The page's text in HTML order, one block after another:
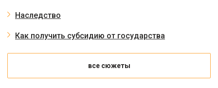
Наследство
Как получить субсидию от государства
все сюжеты